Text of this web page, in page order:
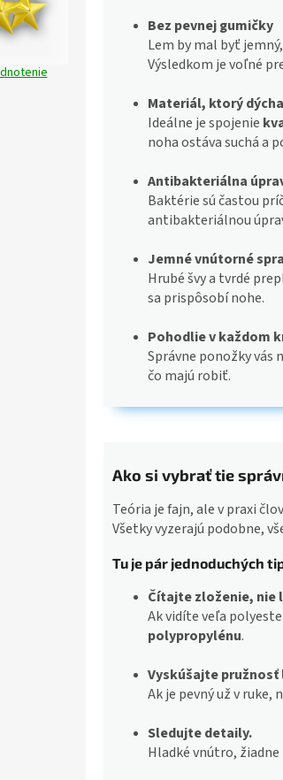
Bez pevnej gumičky
Lem by mal byť
Výsledkom je voľné
Materiál, ktorý
Ideálne je spojenie
noha ostáva suchá a
Antibakteriálna
Baktérie sú častou
antibakteriálnou
Jemné vnútorné
Hrubé švy a tvrdé
sa prispôsobí nohe.
Pohodlie v každom
Správne ponožky vás
čo majú robiť.
Ako si vybrať tie
Teória je fajn, ale v praxi
Všetky vyzerajú podobne,
Tu je pár jednoduchých
Čítajte zloženie, nie
Ak vidíte veľa
polypropylénu.
Vyskúšajte pružnosť
Ak je pevný už v
Sledujte detaily.
Hladké vnútro,